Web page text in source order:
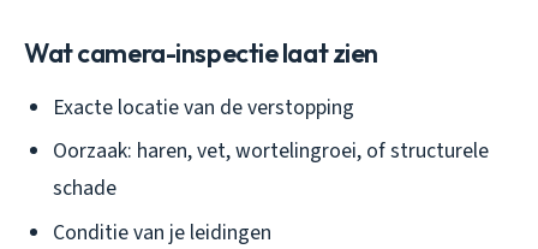
Wat camera-inspectie laat zien
Exacte locatie van de verstopping
Oorzaak: haren, vet, wortelingroei, of structurele
schade
Conditie van je leidingen